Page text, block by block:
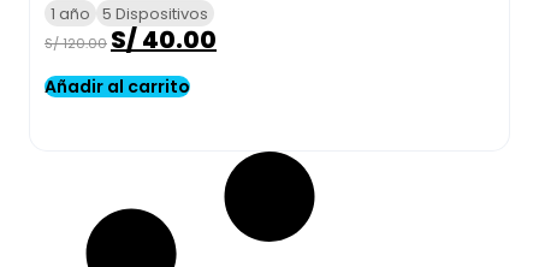
1 año 5 Dispositivos
S/120.00 S/40.00
Añadir al carrito